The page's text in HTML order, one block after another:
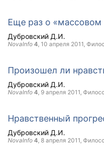
Еще раз о «массовом
Дубровский Д.И.
NovaInfo 4, 10 апреля 2011,
Произошел ли
Дубровский Д.И.
NovaInfo 4, 9 апреля 2011,
Нравственный
Дубровский Д.И.
NovaInfo 4, 8 апреля 2011,